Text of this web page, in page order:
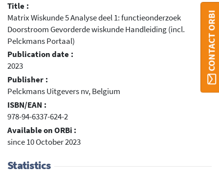
Title :
Matrix Wiskunde 5 Analyse deel 1: functieonderzoek
Doorstroom Gevorderde wiskunde Handleiding (incl.
Pelckmans Portaal)
Publication date :
2023
Publisher :
Pelckmans Uitgevers nv, Belgium
ISBN/EAN :
978-94-6337-624-2
Available on ORBi :
since 10 October 2023
Statistics
CONTACT ORBI